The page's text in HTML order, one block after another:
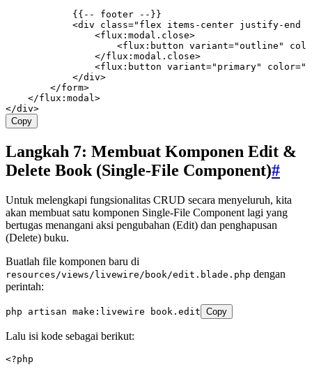
            {{
-- footer -- }}
            <
div class="flex items-center justify-end
                <
flux : modal . close>
                    <
flux : button variant="outline"
                </
flux : modal . close>
                <
flux : button variant="primary" color=
            </
div>
        </
form>
    </
flux : modal>
</div>
Copy
Langkah 7: Membuat Komponen Edit &
Delete Book (Single-File Component)#
Untuk melengkapi fungsionalitas CRUD secara menyeluruh, kita
akan membuat satu komponen Single-File Component lagi yang
bertugas menangani aksi pengubahan (Edit) dan penghapusan
(Delete) buku.
Buatlah file komponen baru di
resources/views/livewire/book/edit.blade.php dengan
perintah:
php artisan make:livewire book.edit Copy
Lalu isi kode sebagai berikut:
<?php